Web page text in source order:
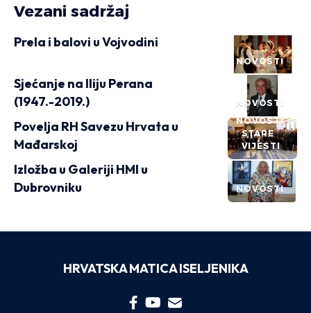
Vezani sadržaj
NOVOSTI
Prela i balovi u Vojvodini
NOVOSTI
Sjećanje na Iliju Perana
(1947.-2019.)
NOVOSTI
STARE
VIJESTI
Povelja RH Savezu Hrvata u
Mađarskoj
NOVOSTI
Izložba u Galeriji HMI u
Dubrovniku
HRVATSKA MATICA ISELJENIKA